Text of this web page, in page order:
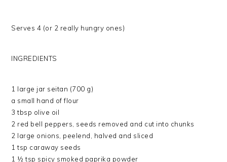
Serves 4 (or 2 really hungry ones)
INGREDIENTS
1 large jar seitan (700 g)
a small hand of flour
3 tbsp olive oil
2 red bell peppers, seeds removed and cut into chunks
2 large onions, peelend, halved and sliced
1 tsp caraway seeds
1 ½ tsp spicy smoked paprika powder